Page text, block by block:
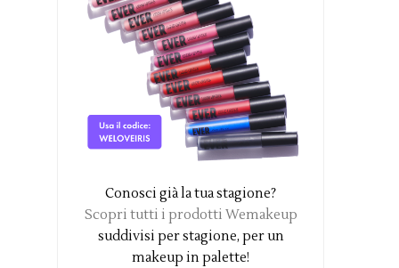
Conosci già la tua stagione?
Scopri tutti i prodotti Wemakeup
suddivisi per stagione, per un
makeup in palette!